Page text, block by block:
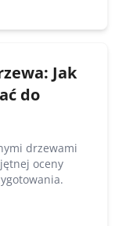
Jak
do
drzewami
oceny